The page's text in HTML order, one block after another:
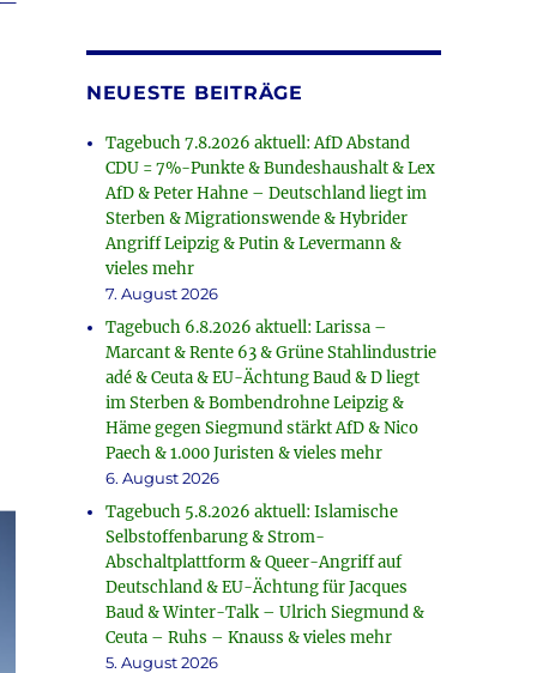
NEUESTE BEITRÄGE
Tagebuch 7.8.2026 aktuell: AfD Abstand
CDU = 7%-Punkte & Bundeshaushalt & Lex
AfD & Peter Hahne – Deutschland liegt im
Sterben & Migrationswende & Hybrider
Angriff Leipzig & Putin & Levermann &
vieles mehr
7. August 2026
Tagebuch 6.8.2026 aktuell: Larissa –
Marcant & Rente 63 & Grüne Stahlindustrie
adé & Ceuta & EU-Ächtung Baud & D liegt
im Sterben & Bombendrohne Leipzig &
Häme gegen Siegmund stärkt AfD & Nico
Paech & 1.000 Juristen & vieles mehr
6. August 2026
Tagebuch 5.8.2026 aktuell: Islamische
Selbstoffenbarung & Strom-
Abschaltplattform & Queer-Angriff auf
Deutschland & EU-Ächtung für Jacques
Baud & Winter-Talk – Ulrich Siegmund &
Ceuta – Ruhs – Knauss & vieles mehr
5. August 2026